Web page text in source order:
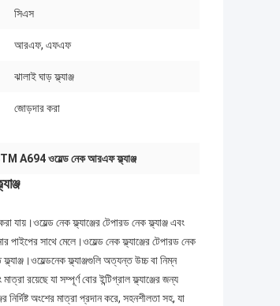
সিএস
আরএফ, এফএফ
ঝালাই ঘাড় ফ্ল্যাঞ্জ
জোড়দার করা
A694 ওয়েল্ড নেক আরএফ ফ্ল্যাঞ্জ
যায়।ওয়েল্ড নেক ফ্ল্যাঞ্জের টেপারড নেক ফ্ল্যাঞ্জ এবং
পাইপের সাথে মেলে।ওয়েল্ড নেক ফ্ল্যাঞ্জের টেপারড নেক
ফ্ল্যাঞ্জগুলি অত্যন্ত উচ্চ বা নিম্ন
রয়েছে যা সম্পূর্ণ বোর ইন্টিগ্রাল ফ্ল্যাঞ্জের জন্য
অংশের মাত্রা প্রদান করে, সহনশীলতা সহ, যা